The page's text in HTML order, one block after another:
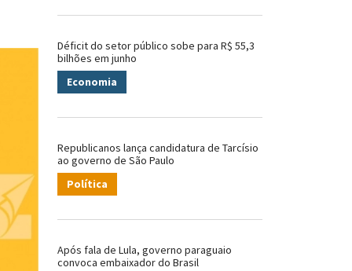
Déficit do setor público sobe para R$ 55,3
bilhões em junho
Economia
Republicanos lança candidatura de Tarcísio
ao governo de São Paulo
Política
Após fala de Lula, governo paraguaio
convoca embaixador do Brasil